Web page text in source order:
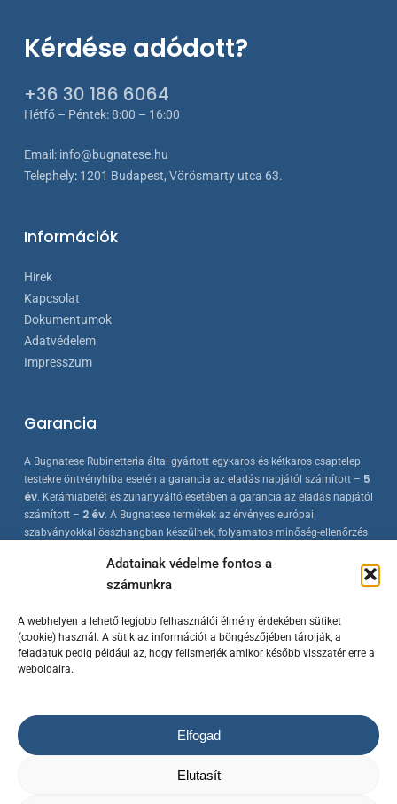
Adatainak védelme fontos a
számunkra
A webhelyen a lehető legjobb felhasználói élmény érdekében sütiket
(cookie) használ. A sütik az információt a böngészőjében tárolják, a
feladatuk pedig például az, hogy felismerjék amikor később visszatér erre a
weboldalra.
Elfogad
Elutasít
Kérdése adódott?
+36 30 186 6064
Hétfő – Péntek: 8:00 – 16:00
Email: info@bugnatese.hu
Telephely: 1201 Budapest, Vörösmarty utca 63.
Információk
Hírek
Kapcsolat
Dokumentumok
Adatvédelem
Impresszum
Garancia
A Bugnatese Rubinetteria által gyártott egykaros és kétkaros csaptelep
testekre öntvényhiba esetén a garancia az eladás napjától számított – 5
év. Kerámiabetét és zuhanyváltó esetében a garancia az eladás napjától
számított – 2 év. A Bugnatese termékek az érvényes európai
szabványokkal összhangban készülnek, folyamatos minőség-ellenőrzés
/ Minden jog fenntartva!
illusztrációk.